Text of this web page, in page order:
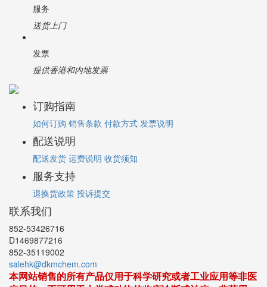
服务
送货上门
发票
提供香港和内地发票
订购指南
如何订购 销售条款 付款方式 发票说明
配送说明
配送发货 运费说明 收货须知
服务支持
退换货政策 投诉提交
联系我们
852-53426716
D1469877216
852-35119002
salehk@dkmchem.com
本网站销售的所有产品仅用于科学研究或者工业应用等非医